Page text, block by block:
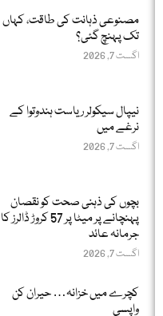
مصنوعی ذہانت کی طاقت، کہاں
تک پہنچ گئی؟
اگست 7, 2026
نیپال سیکولر ریاست ہندوتوا کے
نرغے میں
اگست 7, 2026
بچوں کی ذہنی صحت کو نقصان
پہنچانے پر میٹا پر 57 کروڑ ڈالرز کا
جرمانہ عائد
اگست 7, 2026
کچرے میں خزانہ… حیران کن
واپسی